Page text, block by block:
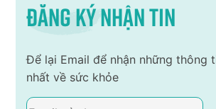
Đăng ký nhận tin
Để lại Email để nhận những thông
nhất về sức khỏe